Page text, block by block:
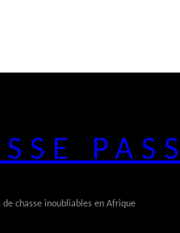
chasse inoubliables en Afrique